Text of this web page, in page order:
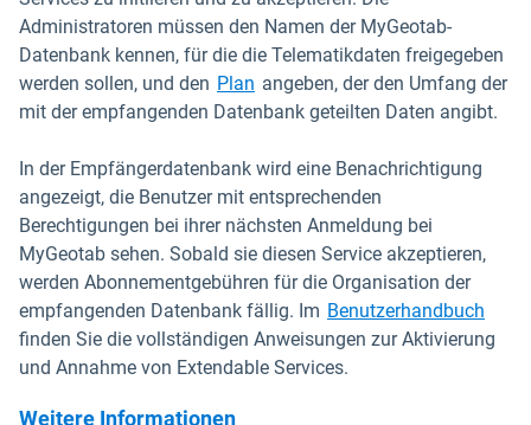
Administratoren müssen den Namen der MyGeotab-
Datenbank kennen, für die die Telematikdaten freigegeben
werden sollen, und den Plan angeben, der den Umfang der
mit der empfangenden Datenbank geteilten Daten angibt.
In der Empfängerdatenbank wird eine Benachrichtigung
angezeigt, die Benutzer mit entsprechenden
Berechtigungen bei ihrer nächsten Anmeldung bei
MyGeotab sehen. Sobald sie diesen Service akzeptieren,
werden Abonnementgebühren für die Organisation der
empfangenden Datenbank fällig. Im Benutzerhandbuch
finden Sie die vollständigen Anweisungen zur Aktivierung
und Annahme von Extendable Services.
Weitere Informationen